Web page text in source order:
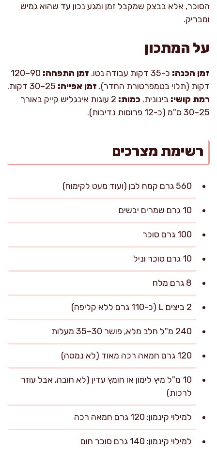
הסוכר, אלא בבצק שמקבל זמן ומגע נכון עד שהוא גמיש
ומבריק.
על המתכון
זמן הכנה: כ-35 דקות עבודה נטו. זמן התפחה:
90–120
דקות (תלוי בטמפרטורת החדר). זמן אפייה:
רמת קושי: בינונית. כמות:
2 עוגות אינגליש קייק באורך
25–30 ס"מ (כ-12 פרוסות נדיבות).
רשימת מצרכים
560 גרם קמח לבן (ועוד מעט לקימוח)
10 גרם שמרים יבשים
100 גרם סוכר
10 גרם סוכר וניל
8 גרם מלח
2 ביצים L (כ-110 גרם ללא קליפה)
240 מ"ל חלב מלא, פושר 30–35 מעלות
120 גרם חמאה רכה מאוד (לא נמסה)
10 מ"ל מיץ לימון או חומץ עדין (לא חובה, אבל עוזר
לרכות)
למילוי קינמון: 120 גרם חמאה רכה
למילוי קינמון: 140 גרם סוכר חום